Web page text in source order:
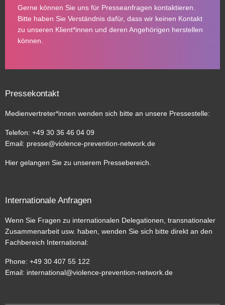
Gerne können Sie uns für Presseanfragen kontaktieren.
Bitte haben Sie Verständnis dafür, dass wir keinen Kontakt
zu unseren Klient*innen und deren Angehörigen herstellen
können.
Pressekontakt
Medienvertreter*innen wenden sich bitte an unsere Pressestelle:
Telefon: +49 30 36 46 04 09
Email: presse@violence-prevention-network.de
Hier gelangen Sie zu unserem Pressebereich
Internationale Anfragen
Wenn Sie Fragen zu internationalen Delegationen, transnationaler
Zusammenarbeit usw. haben, wenden Sie sich bitte direkt an den
Fachbereich International:
Phone: +49 30 407 55 122
Email: international@violence-prevention-network.de